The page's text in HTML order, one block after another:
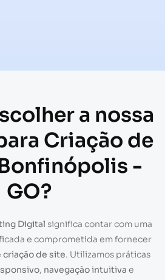
a nossa
Criação de
-
GO?
Digital significa contar com uma
e comprometida em fornecer
criação de site. Utilizamos práticas
, navegação intuitiva e